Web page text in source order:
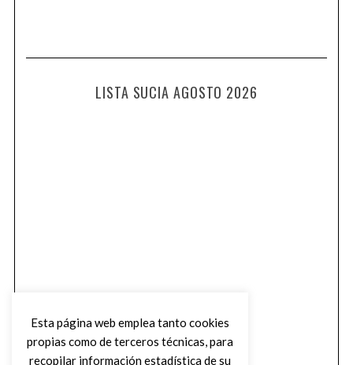
LISTA SUCIA AGOSTO 2026
Esta página web emplea tanto cookies
propias como de terceros técnicas, para
recopilar información estadística de su